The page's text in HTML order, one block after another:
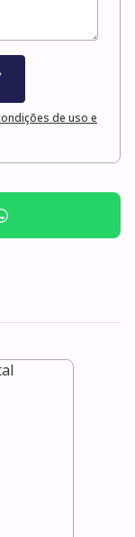
de uso e